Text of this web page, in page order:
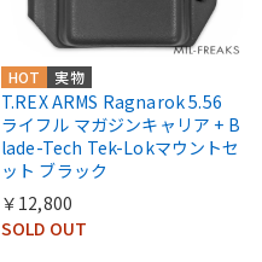
実物
HOT
T.REX ARMS Ragnarok 5.56
ライフル マガジンキャリア + B
lade-Tech Tek-Lokマウントセ
ット ブラック
￥12,800
SOLD OUT